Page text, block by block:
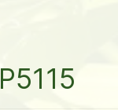
B
P5115